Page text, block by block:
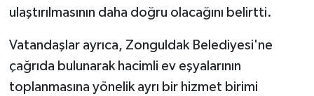
ulaştırılmasının daha doğru olacağını belirtti.
Vatandaşlar ayrıca, Zonguldak Belediyesi'ne
çağrıda bulunarak hacimli ev eşyalarının
toplanmasına yönelik ayrı bir hizmet birimi
Ulusal
Yaşam